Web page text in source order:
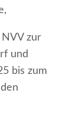
zur
und
bis zum